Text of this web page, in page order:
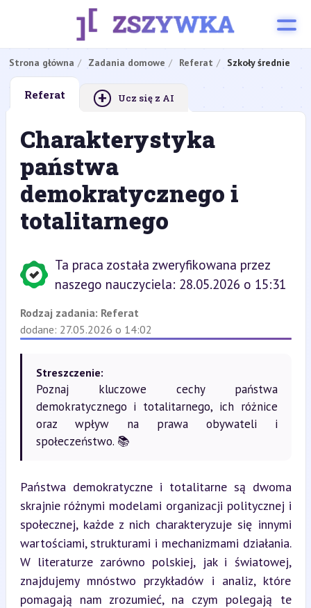
Strona główna Zadania domowe Referat Szkoły średnie
Referat + Ucz się z AI
Charakterystyka
państwa
demokratycznego i
totalitarnego
Ta praca została zweryfikowana przez
naszego nauczyciela: 28.05.2026 o 15:31
Rodzaj zadania: Referat
dodane: 27.05.2026 o 14:02
Streszczenie:
Poznaj kluczowe cechy państwa
demokratycznego i totalitarnego, ich różnice
oraz wpływ na prawa obywateli i
społeczeństwo. 📚
Państwa demokratyczne i totalitarne są dwoma
skrajnie różnymi modelami organizacji politycznej i
społecznej, każde z nich charakteryzuje się innymi
wartościami, strukturami i mechanizmami działania.
W literaturze zarówno polskiej, jak i światowej,
znajdujemy mnóstwo przykładów i analiz, które
pomagają nam zrozumieć, na czym polegają te